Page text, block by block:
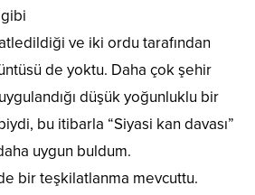
ve iki ordu tarafından
de yoktu. Daha çok şehir
düşük yoğunluklu bir
bu itibarla “Siyasi kan davası”
uygun buldum.
bir teşkilatlanma mevcuttu.